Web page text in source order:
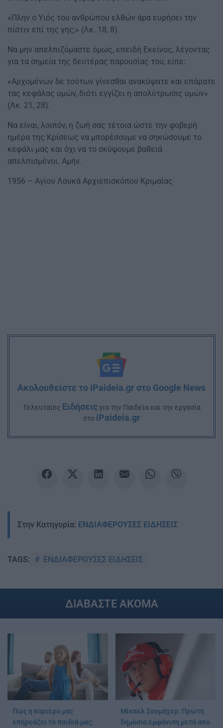
«Πλην ο Υιός του ανθρώπου ελθών άρα ευρήσει την
πίστιν επί της γης;» (Λκ. 18, 8).
Να μην απελπιζόμαστε όμως, επειδή Εκείνος, λέγοντας
για τα σημεία της δευτέρας παρουσίας του, είπε:
«Αρχομένων δε τούτων γίνεσθαι ανακύψατε και επάρατε
τας κεφάλας υμών, διότι εγγίζει η απολύτρωσις υ­μών»
(Λκ. 21, 28).
Να είναι, λοιπόν, η ζωή σας τέτοια ώστε την φοβερή
ημέρα της Κρίσεως να μπορέσουμε να σηκώσουμε το
κεφάλι μας και όχι να το σκύψουμε βαθειά
απελπισμένοι. Αμήν.
1956 – Αγίου Λουκά Αρχιεπισκόπου Κριμαίας
Ακολουθείστε το iPaideia.gr στο Google News
Tελευταίες Ειδήσειςγια την Παιδεία και την εργασία
στο iPaideia.gr
Στην Κατηγορία: ΕΝΔΙΑΦΕΡΟΥΣΕΣ ΕΙΔΗΣΕΙΣ
TAGS: ΕΝΔΙΑΦΕΡΟΥΣΕΣ ΕΙΔΗΣΕΙΣ
ΔΙΑΒΑΣΤΕ ΑΚΟΜΑ
Πώς η καριέρα μας
επηρεάζει τα παιδιά μας;
Μίκαελ Σουμάχερ: Πρώτη
δημόσια εμφάνιση μετά από